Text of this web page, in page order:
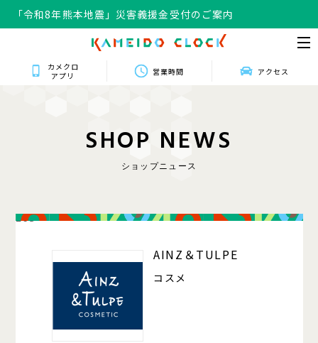
「令和8年熊本地震」災害義援金受付のご案内
カメクロ
アプリ
営業時間 アクセス
SHOP NEWS
ショップニュース
203
AINZ＆TULPE
コスメ